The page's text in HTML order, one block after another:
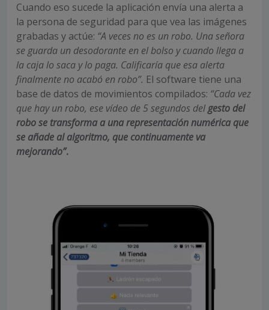
Cuando eso sucede la aplicación envía una alerta a
la persona de seguridad para que vea las imágenes
grabadas y actúe: “A veces no es un robo. Una señora
se guarda un desodorante en el bolso y cuando llega a
la caja lo saca y lo paga. Calificaría que esa alerta
finalmente no acabó en robo”. El software tiene una
base de datos de movimientos compilados: “Cada vez
que hay un robo, ese vídeo de 5 segundos delgesto del
robo se transforma a una representación numérica que
se añade al algoritmo, que continuamente va
mejorando”.